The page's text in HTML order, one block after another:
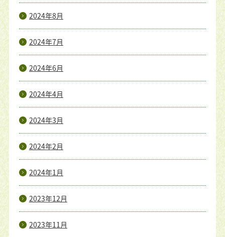
2024年8月
2024年7月
2024年6月
2024年4月
2024年3月
2024年2月
2024年1月
2023年12月
2023年11月